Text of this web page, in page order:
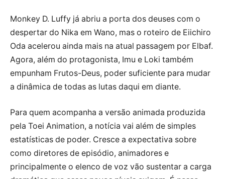
Monkey D. Luffy já abriu a porta dos deuses com o
despertar do Nika em Wano, mas o roteiro de Eiichiro
Oda acelerou ainda mais na atual passagem por Elbaf.
Agora, além do protagonista, Imu e Loki também
empunham Frutos-Deus, poder suficiente para mudar
a dinâmica de todas as lutas daqui em diante.
Para quem acompanha a versão animada produzida
pela Toei Animation, a notícia vai além de simples
estatísticas de poder. Cresce a expectativa sobre
como diretores de episódio, animadores e
principalmente o elenco de voz vão sustentar a carga